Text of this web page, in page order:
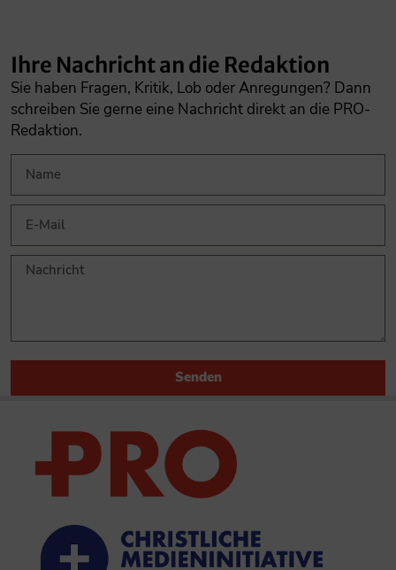
Ihre Nachricht an die Redaktion
Sie haben Fragen, Kritik, Lob oder Anregungen? Dann
schreiben Sie gerne eine Nachricht direkt an die PRO-
Redaktion.
Senden